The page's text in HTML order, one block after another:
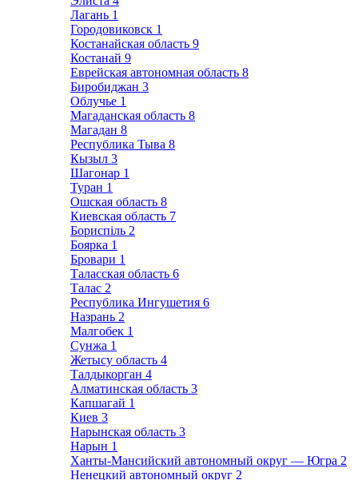
Лагань 1
Городовиковск 1
Костанайская область 9
Костанай 9
Еврейская автономная область 8
Биробиджан 3
Облучье 1
Магаданская область 8
Магадан 8
Республика Тыва 8
Кызыл 3
Шагонар 1
Туран 1
Ошская область 8
Киевская область 7
Бориспіль 2
Боярка 1
Бровари 1
Таласская область 6
Талас 2
Республика Ингушетия 6
Назрань 2
Малгобек 1
Сунжа 1
Жетысу область 4
Талдыкорган 4
Алматинская область 3
Капшагай 1
Киев 3
Нарынская область 3
Нарын 1
Ханты-Мансийский автономный округ — Югра 2
Ненецкий автономный округ 2